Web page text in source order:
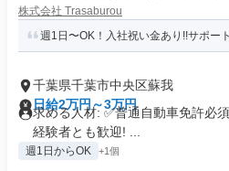
株式会社 Trasaburou
週1日〜OK！入社祝い金あり!!サポー
千葉県千葉市中央区蘇我
日給2万円～3万円
求める人材: ✅普通自動車免許必
経験者とも歓迎! ...
週1日からOK +1個